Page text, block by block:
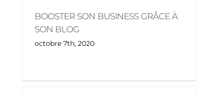
BOOSTER SON BUSINESS GRÂCE À
SON BLOG
octobre 7th, 2020